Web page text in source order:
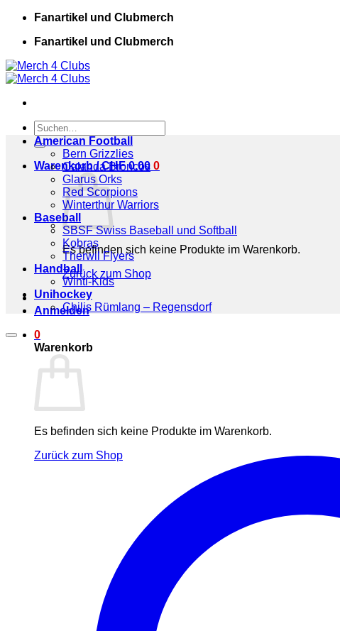
Zum
springen
Fanartikel und Clubmerch
Fanartikel und Clubmerch
Suchen
nach:
Warenkorb /CHF0.00 0
Es befinden sich keine Produkte im Warenkorb.
Zurück zum Shop
Anmelden
0
Warenkorb
Es befinden sich keine Produkte im Warenkorb.
Zurück zum Shop
American Football
Bern Grizzlies
Calanda Broncos
Glarus Orks
Red Scorpions
Winterthur Warriors
Baseball
SBSF Swiss Baseball und Softball
Kobras
Therwil Flyers
Handball
Winti-Kids
Unihockey
Chilis Rümlang – Regensdorf